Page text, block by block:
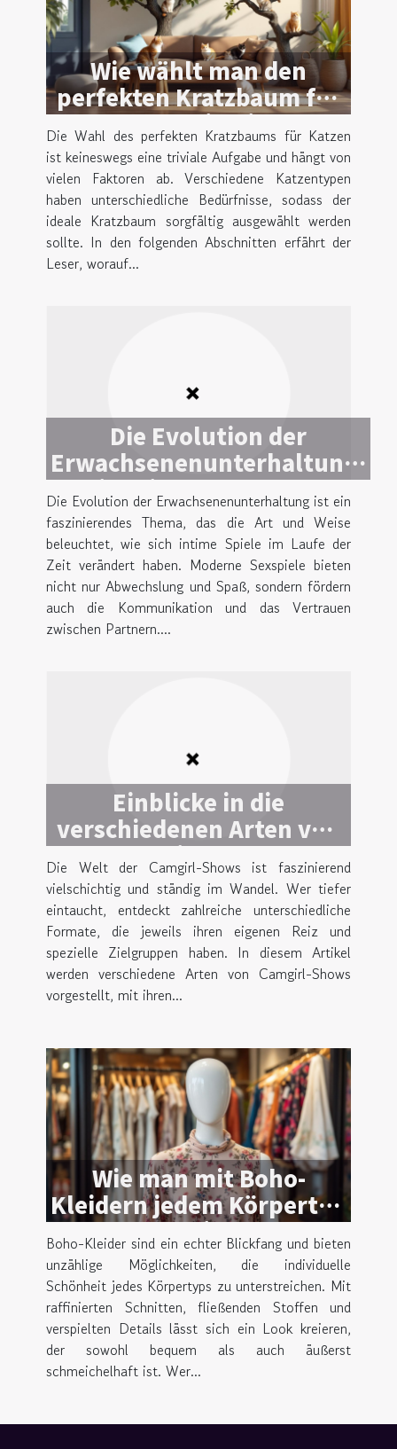
Wie wählt man den
perfekten Kratzbaum für
unterschiedliche
Katzentypen?
Die Wahl des perfekten Kratzbaums für Katzen
ist keineswegs eine triviale Aufgabe und hängt von
vielen Faktoren ab. Verschiedene Katzentypen
haben unterschiedliche Bedürfnisse, sodass der
ideale Kratzbaum sorgfältig ausgewählt werden
sollte. In den folgenden Abschnitten erfährt der
Leser, worauf...
Die Evolution der
Erwachsenenunterhaltung:
Ein Blick auf moderne
Sexspiele
Die Evolution der Erwachsenenunterhaltung ist ein
faszinierendes Thema, das die Art und Weise
beleuchtet, wie sich intime Spiele im Laufe der
Zeit verändert haben. Moderne Sexspiele bieten
nicht nur Abwechslung und Spaß, sondern fördern
auch die Kommunikation und das Vertrauen
zwischen Partnern....
Einblicke in die
verschiedenen Arten von
Camgirl-Shows
Die Welt der Camgirl-Shows ist faszinierend
vielschichtig und ständig im Wandel. Wer tiefer
eintaucht, entdeckt zahlreiche unterschiedliche
Formate, die jeweils ihren eigenen Reiz und
spezielle Zielgruppen haben. In diesem Artikel
werden verschiedene Arten von Camgirl-Shows
vorgestellt, mit ihren...
Wie man mit Boho-
Kleidern jedem Körpertyp
schmeichelt
Boho-Kleider sind ein echter Blickfang und bieten
unzählige Möglichkeiten, die individuelle
Schönheit jedes Körpertyps zu unterstreichen. Mit
raffinierten Schnitten, fließenden Stoffen und
verspielten Details lässt sich ein Look kreieren,
der sowohl bequem als auch äußerst
schmeichelhaft ist. Wer...